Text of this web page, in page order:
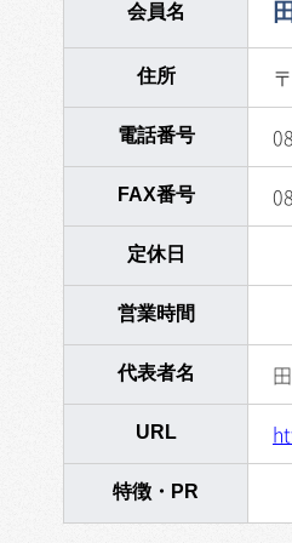
会員名
住所
電話番号
FAX番号
定休日
営業時間
代表者名
URL
特徴・PR